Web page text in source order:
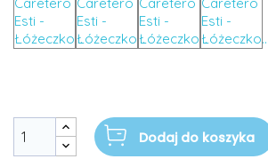
Dodaj do koszyka